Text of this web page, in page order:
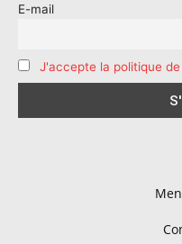
E-mail
J'accepte la politique